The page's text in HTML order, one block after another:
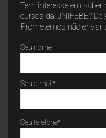
Tem interesse em
cursos da UNIFEBE?
Prometemos não enviar
Seu nome
Seu e-mail*
Seu telefone*